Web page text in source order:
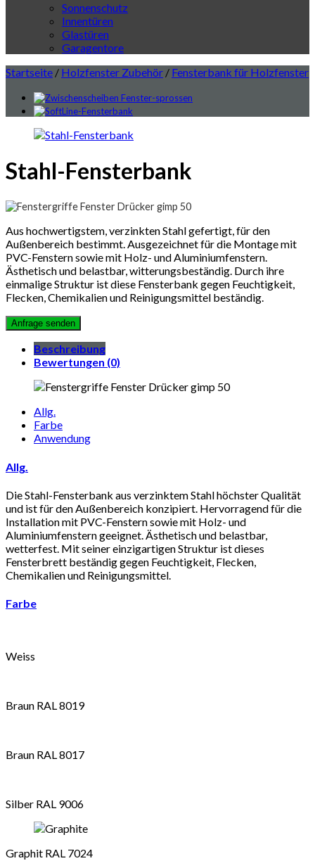
Sonnenschutz
Innentüren
Glastüren
Garagentore
Startseite / Holzfenster Zubehör / Fensterbank für Holzfenster
Stahl-Fensterbank
Aus hochwertigstem, verzinkten Stahl gefertigt, für den
Außenbereich bestimmt. Ausgezeichnet für die Montage mit
PVC-Fenstern sowie mit Holz- und Aluminiumfenstern.
Ästhetisch und belastbar, witterungsbeständig. Durch ihre
einmalige Struktur ist diese Fensterbank gegen Feuchtigkeit,
Flecken, Chemikalien und Reinigungsmittel beständig.
Beschreibung
Bewertungen (0)
Allg.
Farbe
Anwendung
Allg.
Die Stahl-Fensterbank aus verzinktem Stahl höchster Qualität
und ist für den Außenbereich konzipiert. Hervorragend für die
Installation mit PVC-Fenstern sowie mit Holz- und
Aluminiumfenstern geeignet. Ästhetisch und belastbar,
wetterfest. Mit seiner einzigartigen Struktur ist dieses
Fensterbrett beständig gegen Feuchtigkeit, Flecken,
Chemikalien und Reinigungsmittel.
Farbe
Weiss
Braun RAL 8019
Braun RAL 8017
Silber RAL 9006
Graphit RAL 7024